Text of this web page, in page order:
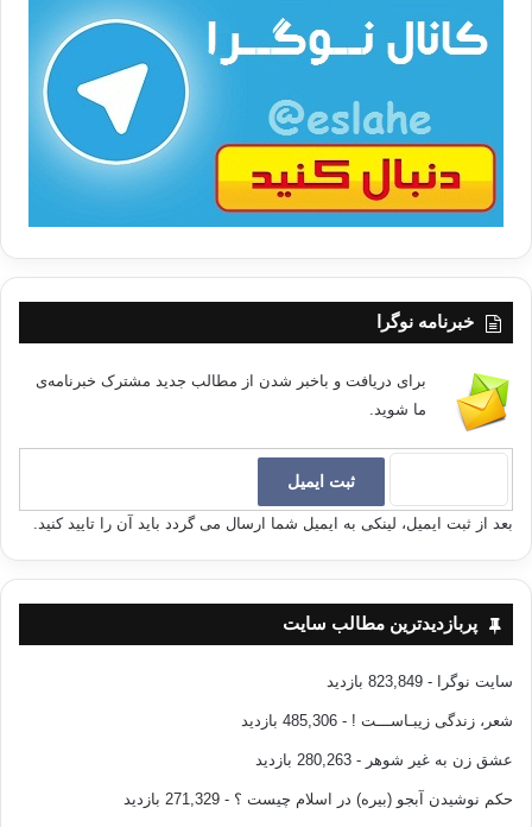
خبرنامه نوگرا
برای دریافت و باخبر شدن از مطالب جدید مشترک خبرنامه‌ی
ما شوید.
بعد از ثبت ایمیل، لینکی به ایمیل شما ارسال می گردد باید آن را تایید کنید.
پربازدیدترین مطالب سایت
سایت نوگرا - 823,849 بازدید
شعر، زندگی زیبـاســـت ! - 485,306 بازدید
عشق زن به غیر شوهر - 280,263 بازدید
حکم نوشیدن آبجو (بیره) در اسلام چیست ؟ - 271,329 بازدید